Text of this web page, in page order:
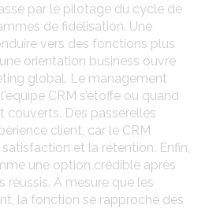
par le pilotage du cycle de
de fidélisation. Une
vers des fonctions plus
orientation business ouvre
global. Le management
CRM s’étoffe ou quand
couverts. Des passerelles
client, car le CRM
et la rétention. Enfin,
une option crédible après
réussis. À mesure que les
la fonction se rapproche des